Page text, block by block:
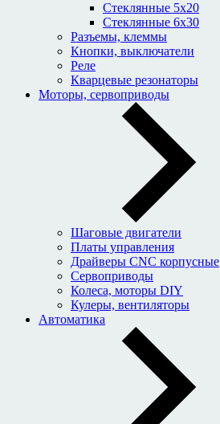
Стеклянные 5x20
Стеклянные 6x30
Разъемы, клеммы
Кнопки, выключатели
Реле
Кварцевые резонаторы
Моторы, сервоприводы
Шаговые двигатели
Платы управления
Драйверы CNC корпусные
Сервоприводы
Колеса, моторы DIY
Кулеры, вентиляторы
Автоматика